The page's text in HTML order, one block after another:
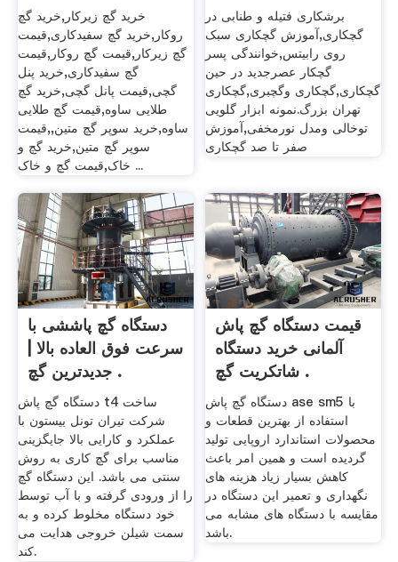
خرید گچ زیرکار,خرید گچ
روکار,خرید گچ سفیدکاری,قیمت
گچ زیرکار,قیمت گچ روکار,قیمت
گچ سفیدکاری,خرید پنل
گچی,قیمت پانل گچی,خرید گچ
طلایی ساوه,قیمت گچ طلایی
ساوه,خرید سوپر گچ متین,,قیمت
سوپر گچ متین,خرید گچ و
خاک,قیمت گچ و خاک ...
برشکاری فتیله و طنابی در
گچکاری,آموزش گچکاری سبک
روی رابیتس,خوانندگی پسر
گچکار عصرجدید در حین
گچکاری,گچکاری وگچبری,گچکاری
تهران بزرگ.نمونه ابزار گلویی
توخالی ومدل نورمخفی,آموزش
صفر تا صد گچکاری
دستگاه گچ پاششی با
سرعت فوق العاده بالا |
جدیدترین گچ .
دستگاه گچ پاش t4 ساخت
شرکت تیران تونل بیستون با
عملکرد و کارایی بالا جایگزینی
مناسب برای گچ کاری به روش
سنتی می باشد. این دستگاه گچ
را از ورودی گرفته و با آب توسط
خود دستگاه مخلوط کرده و به
سمت شیلن خروجی هدایت می
کند.
قیمت دستگاه گچ پاش
آلمانی خرید دستگاه
شاتکریت گچ .
دستگاه گچ پاش ase sm5 با
استفاده از بهترین قطعات و
محصولات استاندارد اروپایی تولید
گردیده است و همین امر باعث
کاهش بسیار زیاد هزینه های
نگهداری و تعمیر این دستگاه در
مقایسه با دستگاه های مشابه می
باشد.